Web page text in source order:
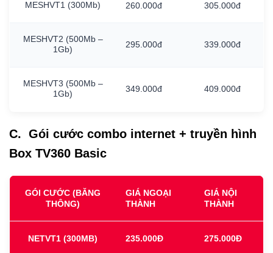
MESHVT1 (300Mb) 260.000đ 305.000đ
MESHVT2 (500Mb –
1Gb)
295.000đ 339.000đ
MESHVT3 (500Mb –
1Gb)
349.000đ 409.000đ
C. Gói cước combo internet + truyền hình
Box TV360 Basic
GÓI CƯỚC (BĂNG
THÔNG)
GIÁ NGOẠI
THÀNH
GIÁ NỘI
THÀNH
NETVT1 (300MB) 235.000Đ 275.000Đ